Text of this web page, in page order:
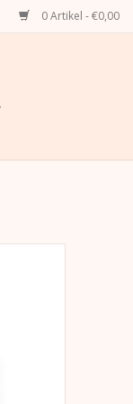
0 Artikel - €0,00